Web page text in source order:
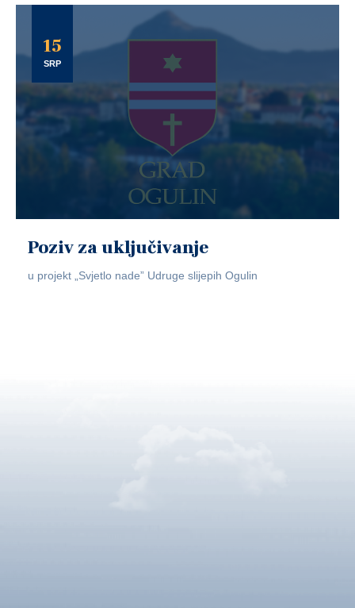
15
SRP
Poziv za uključivanje
u projekt „Svjetlo nade” Udruge slijepih Ogulin